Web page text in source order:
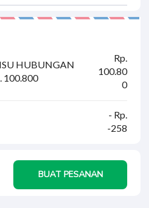
HUBUNGAN
100.800
Rp.
100.80
0
- Rp.
-258
BUAT PESANAN